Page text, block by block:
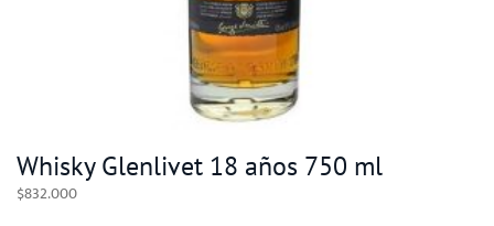
Whisky Glenlivet 18 años 750 ml
$832.000